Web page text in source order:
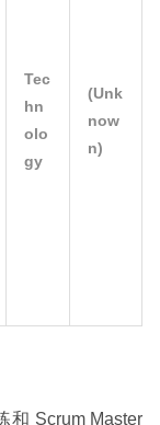
Tec
hn
olo
gy
(Unk
now
n)
和 Scrum Master